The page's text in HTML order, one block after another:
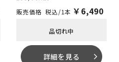
税込/1本 ￥ 6,490
品切れ中
詳細を見る arrow_forward_ios